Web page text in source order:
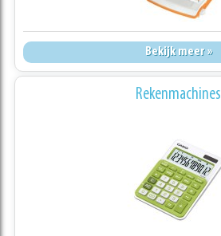
Bekijk meer »
Rekenmachines